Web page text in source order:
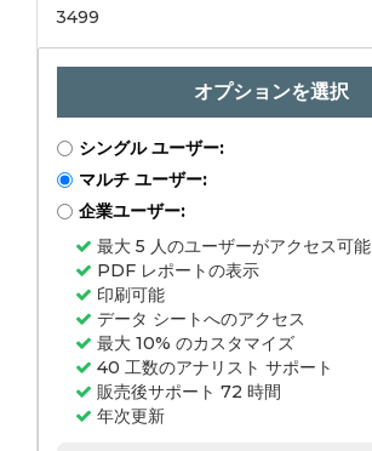
3499
オプションを選択
シングル ユーザー:
マルチ ユーザー:
企業ユーザー:
最大 5 人のユーザーがアクセス可能
PDF レポートの表示
印刷可能
データ シートへのアクセス
最大 10% のカスタマイズ
40 工数のアナリスト サポート
販売後サポート 72 時間
年次更新